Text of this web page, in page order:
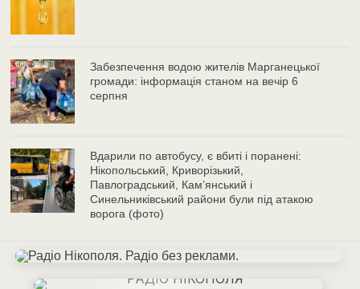
Забезпечення водою жителів Марганецької
громади: інформація станом на вечір 6
серпня
Вдарили по автобусу, є вбиті і поранені:
Нікопольський, Криворізький,
Павлоградський, Кам’янський і
Синельниківський райони були під атакою
ворога (фото)